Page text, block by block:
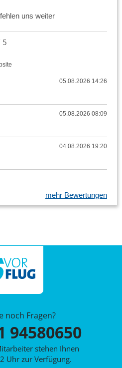
uns weiter
5
05.08.2026 14:26
05.08.2026 08:09
04.08.2026 19:20
mehr Bewertungen
noch Fragen?
94580650
stehen Ihnen
Uhr zur Verfügung.